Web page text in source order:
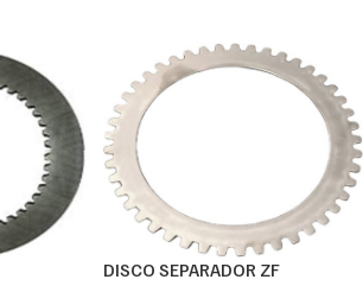
DISCO SEPARADOR ZF